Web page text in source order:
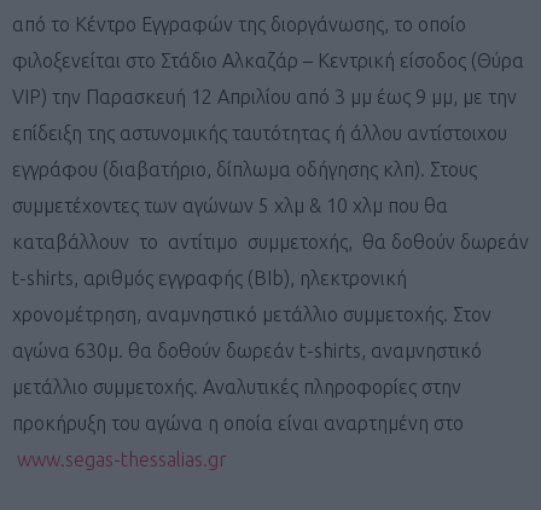
από το Κέντρο Εγγραφών της διοργάνωσης, το οποίο
φιλοξενείται στο Στάδιο Αλκαζάρ – Κεντρική είσοδος (Θύρα
VIP) την Παρασκευή 12 Απριλίου από 3 μμ έως 9 μμ, με την
επίδειξη της αστυνομικής ταυτότητας ή άλλου αντίστοιχου
εγγράφου (διαβατήριο, δίπλωμα οδήγησης κλπ). Στους
συμμετέχοντες των αγώνων 5 χλμ & 10 χλμ που θα
καταβάλλουν το αντίτιμο συμμετοχής, θα δοθούν δωρεάν
t-shirts, αριθμός εγγραφής (BIb), ηλεκτρονική
χρονομέτρηση, αναμνηστικό μετάλλιο συμμετοχής. Στον
αγώνα 630μ. θα δοθούν δωρεάν t-shirts, αναμνηστικό
μετάλλιο συμμετοχής. Αναλυτικές πληροφορίες στην
προκήρυξη του αγώνα η οποία είναι αναρτημένη στο
www.segas-thessalias.gr